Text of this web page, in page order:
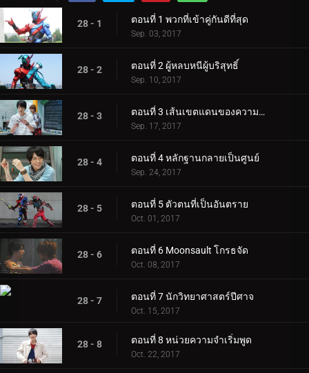
28 - 1 ตอนที่ 1 พวกที่เข้าคู่กันดีที่สุด
Sep. 03, 2017
28 - 2 ตอนที่ 2 ผู้หลบหนีผู้บริสุทธิ์
Sep. 10, 2017
28 - 3 ตอนที่ 3 เส้นเขตแดนของความยุติธรรม
Sep. 17, 2017
28 - 4 ตอนที่ 4 หลักฐานกลายเป็นศูนย์
Sep. 24, 2017
28 - 5 ตอนที่ 5 ตัวตนที่เป็นอันตราย
Oct. 01, 2017
28 - 6 ตอนที่ 6 Moonsault โกรธจัด
Oct. 08, 2017
28 - 7 ตอนที่ 7 นักวิทยาศาสตร์ปีศาจ
Oct. 15, 2017
28 - 8 ตอนที่ 8 หน่วยความจำเริ่มพูด
Oct. 22, 2017